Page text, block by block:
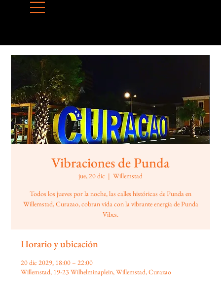
Vibraciones de Punda
jue, 20 dic
  |
Willemstad
Todos los jueves por la noche, las calles históricas de Punda en
Willemstad, Curazao, cobran vida con la vibrante energía de Punda
Vibes.
Horario y ubicación
20 dic 2029, 18:00 – 22:00
Willemstad, 19-23 Wilhelminaplein, Willemstad, Curazao